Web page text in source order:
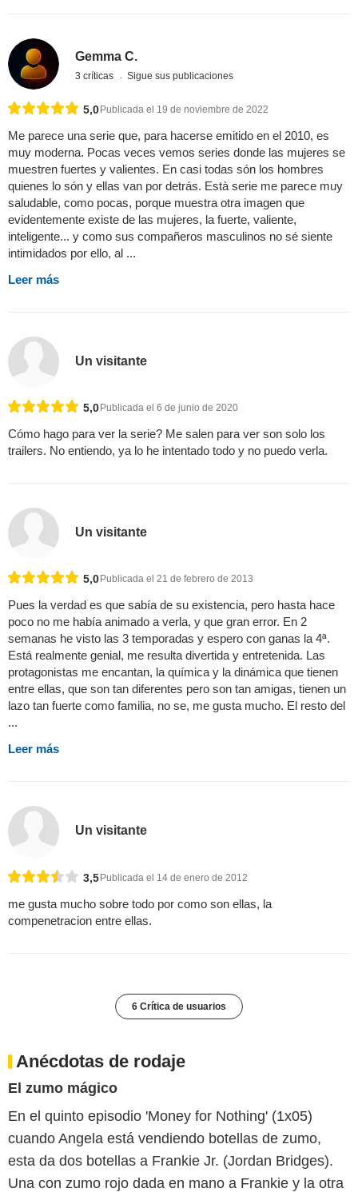
Gemma C.
3 críticas Sigue sus publicaciones
5,0 Publicada el 19 de noviembre de 2022
Me parece una serie que, para hacerse emitido en el 2010, es
muy moderna. Pocas veces vemos series donde las mujeres se
muestren fuertes y valientes. En casi todas són los hombres
quienes lo són y ellas van por detrás. Està serie me parece muy
saludable, como pocas, porque muestra otra imagen que
evidentemente existe de las mujeres, la fuerte, valiente,
inteligente... y como sus compañeros masculinos no sé siente
intimidados por ello, al ...
Leer más
Un visitante
5,0 Publicada el 6 de junio de 2020
Cómo hago para ver la serie? Me salen para ver son solo los
trailers. No entiendo, ya lo he intentado todo y no puedo verla.
Un visitante
5,0 Publicada el 21 de febrero de 2013
Pues la verdad es que sabía de su existencia, pero hasta hace
poco no me había animado a verla, y que gran error. En 2
semanas he visto las 3 temporadas y espero con ganas la 4ª.
Está realmente genial, me resulta divertida y entretenida. Las
protagonistas me encantan, la química y la dinámica que tienen
entre ellas, que son tan diferentes pero son tan amigas, tienen un
lazo tan fuerte como familia, no se, me gusta mucho. El resto del
...
Leer más
Un visitante
3,5Publicada el 14 de enero de 2012
me gusta mucho sobre todo por como son ellas, la
compenetracion entre ellas.
6 Crítica de usuarios
Anécdotas de rodaje
El zumo mágico
En el quinto episodio 'Money for Nothing' (1x05)
cuando Angela está vendiendo botellas de zumo,
esta da dos botellas a Frankie Jr. (Jordan Bridges).
Una con zumo rojo dada en mano a Frankie y la otra